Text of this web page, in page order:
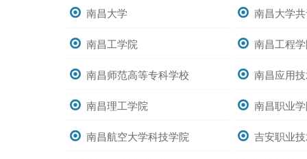
南昌大学 南昌大学
南昌工学院 南昌工程
南昌师范高等专科学校 南昌应用
南昌理工学院 南昌职业
南昌航空大学科技学院 吉安职业